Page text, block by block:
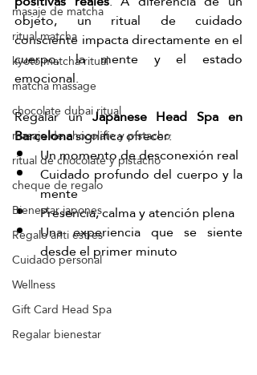
masaje de matcha
ritual matcha
kyoto matcha ritual
matcha massage
chocolate dubai ritual
masaje de chocolate y pistacho
ritual de chocolate y pistacho
cheque de regalo
Bienestar japones
Regalo anti estres
Cuidado personal
Wellness
Gift Card Head Spa
Regalar bienestar
objeto, un ritual de cuidado
consciente impacta directamente en el
cuerpo, la mente y el estado
emocional.
Regalar un Japanese Head Spa en
Barcelona significa ofrecer:
Un momento de desconexión real
Cuidado profundo del cuerpo y la
mente
Presencia, calma y atención plena
Una experiencia que se siente
desde el primer minuto